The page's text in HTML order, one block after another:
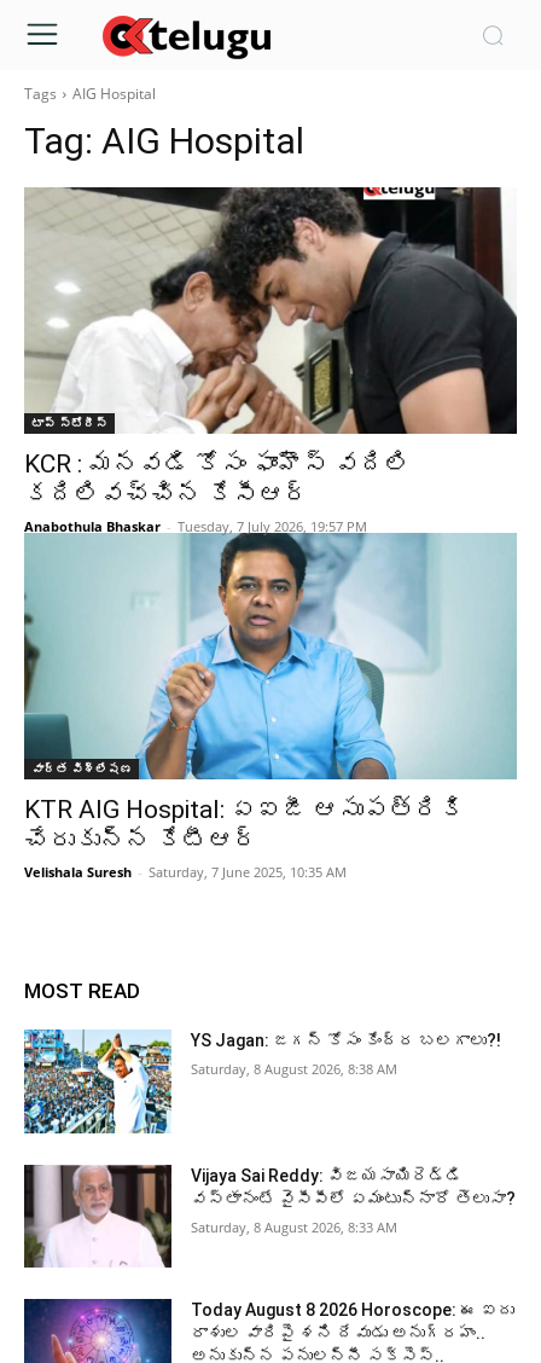
Tags AIG Hospital
Tag: AIG Hospital
టాప్ స్టోరీస్
KCR : మనవడి కోసం ఫాంహౌస్ వదిలి
కదిలివచ్చిన కేసీఆర్
Anabothula Bhaskar - Tuesday, 7 July 2026, 19:57 PM
వార్త విశ్లేషణ
KTR AIG Hospital: ఏఐజీ ఆసుపత్రికి
చేరుకున్న కేటీఆర్
Velishala Suresh - Saturday, 7 June 2025, 10:35 AM
MOST READ
YS Jagan: జగన్ కోసం కేంద్ర బలగాలు?!
Saturday, 8 August 2026, 8:38 AM
Vijaya Sai Reddy: విజయసాయిరెడ్డి
వస్తానంటే వైసీపీలో ఏమంటున్నారో తెలుసా?
Saturday, 8 August 2026, 8:33 AM
Today August 8 2026 Horoscope: ఈ ఐదు
రాశుల వారిపై శని దేవుడు అనుగ్రహం..
అనుకున్న పనులన్నీ సక్సెస్..